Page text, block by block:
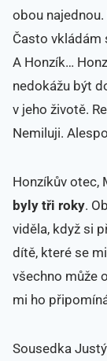
obou
Často vkládám
A Honzík…
nedokážu být
v jeho životě.
Nemiluji.
Honzíkův otec,
byly tři roky.
viděla, když si
dítě, které se
všechno může
mi ho
Sousedka